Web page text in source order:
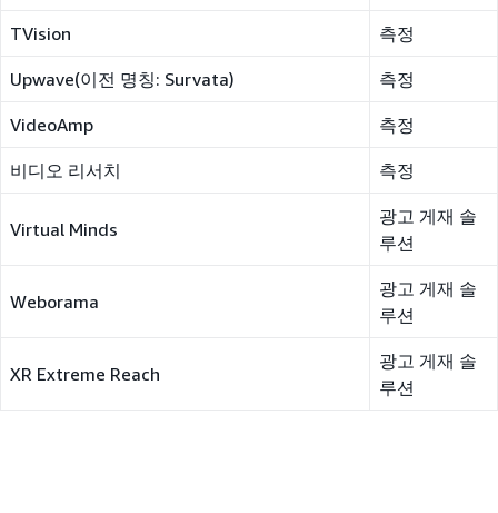
TVision 측정
Upwave(이전 명칭: Survata) 측정
VideoAmp 측정
비디오 리서치 측정
Virtual Minds
광고 게재 솔
루션
Weborama
광고 게재 솔
루션
XR Extreme Reach
광고 게재 솔
루션